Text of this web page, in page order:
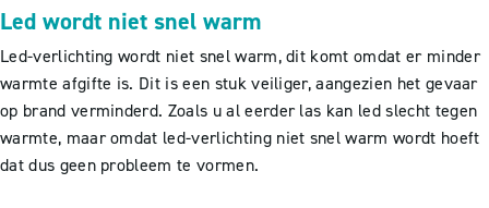
Led wordt niet snel warm
Led-verlichting wordt niet snel warm, dit komt omdat er minder
warmte afgifte is. Dit is een stuk veiliger, aangezien het gevaar
op brand verminderd. Zoals u al eerder las kan led slecht tegen
warmte, maar omdat led-verlichting niet snel warm wordt hoeft
dat dus geen probleem te vormen.